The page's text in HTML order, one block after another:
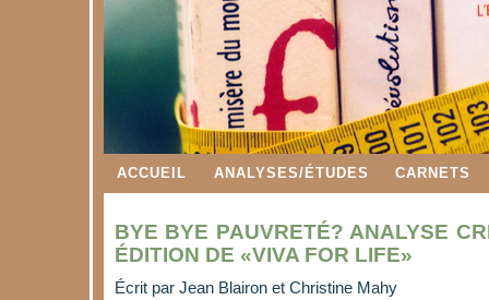
ACCUEIL ANALYSES/ÉTUDES CARNETS
BYE BYE PAUVRETÉ? ANALYSE
ÉDITION DE «VIVA FOR LIFE»
Écrit par Jean Blairon et Christine Mahy